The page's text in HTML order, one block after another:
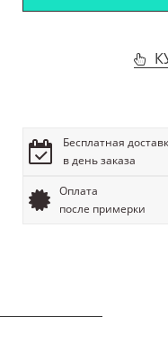
Бесплатная
в день заказа
Оплата
после примерки